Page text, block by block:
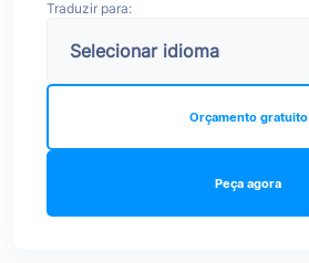
Traduzir para:
Peça agora
Orçamento gratuito